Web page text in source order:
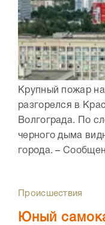
Крупный пожар
разгорелся в
Волгограда. По
черного дыма
города. –
Происшествия
Юный